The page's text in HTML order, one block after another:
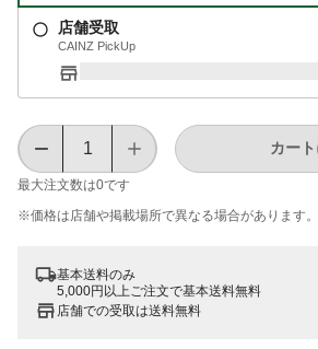
店舗受取
CAINZ PickUp
最大注文数は0です
カー
※価格は​店舗や​掲載場所で​異なる​場合が​あります。
基本送料のみ
5,000円以上ご注文で基本送料無料
店舗での受取は送料無料